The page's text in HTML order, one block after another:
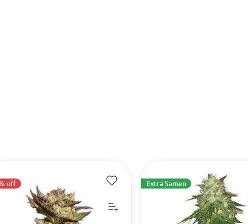
off Extra Samen